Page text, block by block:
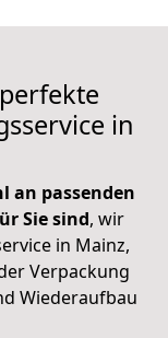
in
an passenden
Sie sind, wir
in Mainz,
Verpackung
Wiederaufbau